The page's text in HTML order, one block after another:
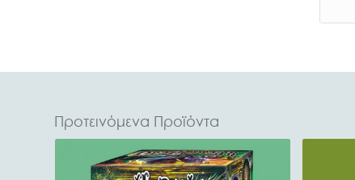
Προτεινόμενα Προϊόντα